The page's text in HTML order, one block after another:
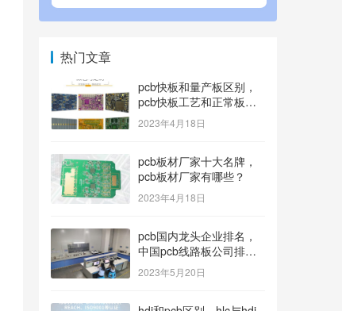
热门文章
pcb快板和量产板区别，
pcb快板工艺和正常板工
艺？
2023年4月18日
pcb板材厂家十大名牌，
pcb板材厂家有哪些？
2023年4月18日
pcb国内龙头企业排名，
中国pcb线路板公司排名
100内的有哪些？
2023年5月20日